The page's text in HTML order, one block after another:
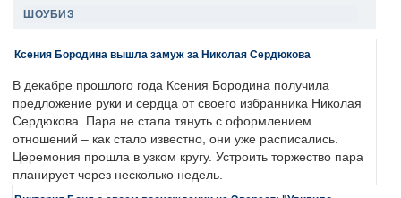
ШОУБИЗ
Ксения Бородина вышла замуж за Николая Сердюкова
В декабре прошлого года Ксения Бородина получила
предложение руки и сердца от своего избранника Николая
Сердюкова. Пара не стала тянуть с оформлением
отношений – как стало известно, они уже расписались.
Церемония прошла в узком кругу. Устроить торжество пара
планирует через несколько недель.